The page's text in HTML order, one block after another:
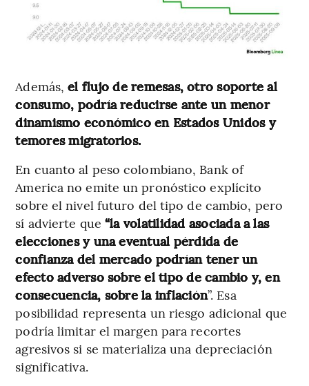
Además,el flujo de remesas, otro soporte al
consumo, podría reducirse ante un menor
dinamismo económico en Estados Unidos y
temores migratorios.
En cuanto al peso colombiano, Bank of
America no emite un pronóstico explícito
sobre el nivel futuro del tipo de cambio, pero
sí advierte que “la volatilidad asociada a las
elecciones y una eventual pérdida de
confianza del mercado podrían tener un
efecto adverso sobre el tipo de cambio y, en
consecuencia, sobre la inflación”. Esa
posibilidad representa un riesgo adicional que
podría limitar el margen para recortes
agresivos si se materializa una depreciación
significativa.